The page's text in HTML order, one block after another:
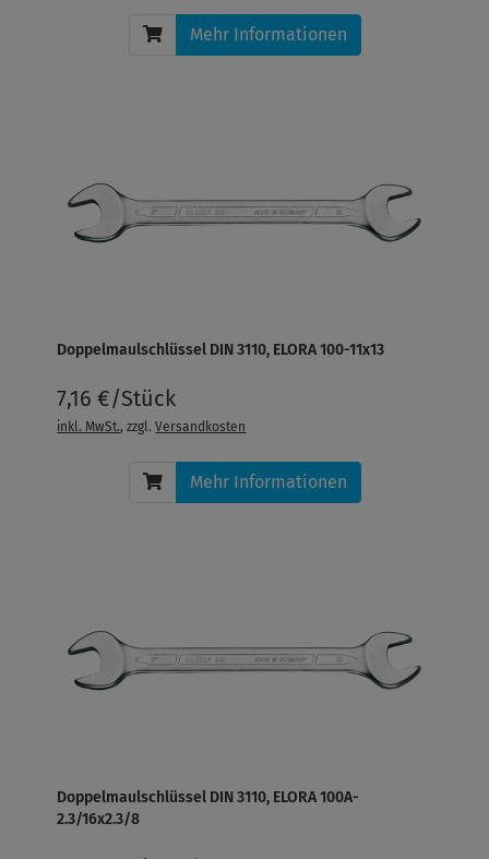
Mehr Informationen
Doppelmaulschlüssel DIN 3110, ELORA 100-11x13
7,16 €/Stück
inkl. MwSt., zzgl.Versandkosten
Mehr Informationen
Doppelmaulschlüssel DIN 3110, ELORA 100A-
2.3/16x2.3/8